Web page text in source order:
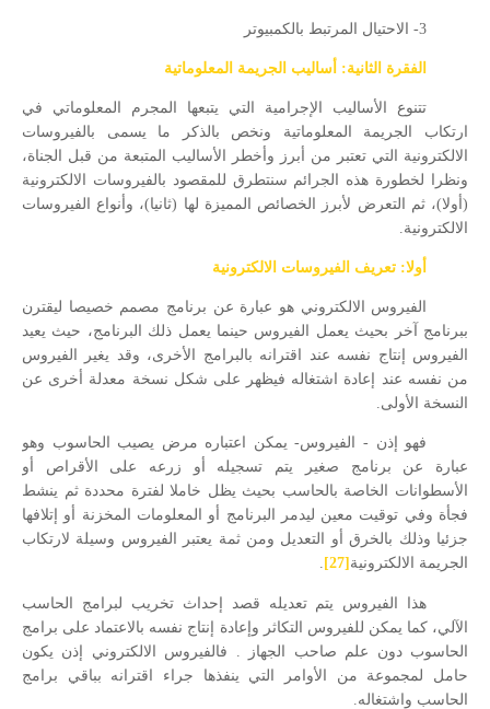
3- الاحتيال المرتبط بالكمبيوتر
الفقرة الثانية: أساليب الجريمة المعلوماتية
تتنوع الأساليب الإجرامية التي يتبعها المجرم المعلوماتي في
ارتكاب الجريمة المعلوماتية ونخص بالذكر ما يسمى بالفيروسات
الالكترونية التي تعتبر من أبرز وأخطر الأساليب المتبعة من قبل الجناة،
ونظرا لخطورة هذه الجرائم سنتطرق للمقصود بالفيروسات الالكترونية
(أولا)، ثم التعرض لأبرز الخصائص المميزة لها (ثانيا)، وأنواع الفيروسات
الالكترونية.
أولا: تعريف الفيروسات الالكترونية
الفيروس الالكتروني هو عبارة عن برنامج مصمم خصيصا ليقترن
ببرنامج آخر بحيث يعمل الفيروس حينما يعمل ذلك البرنامج، حيث يعيد
الفيروس إنتاج نفسه عند اقترانه بالبرامج الأخرى، وقد يغير الفيروس
من نفسه عند إعادة اشتغاله فيظهر على شكل نسخة معدلة أخرى عن
النسخة الأولى.
فهو إذن - الفيروس- يمكن اعتباره مرض يصيب الحاسوب وهو
عبارة عن برنامج صغير يتم تسجيله أو زرعه على الأقراص أو
الأسطوانات الخاصة بالحاسب بحيث يظل خاملا لفترة محددة ثم ينشط
فجأة وفي توقيت معين ليدمر البرنامج أو المعلومات المخزنة أو إتلافها
جزئيا وذلك بالخرق أو التعديل ومن ثمة يعتبر الفيروس وسيلة لارتكاب
الجريمة الالكترونية [27]
هذا الفيروس يتم تعديله قصد إحداث تخريب لبرامج الحاسب
الآلي، كما يمكن للفيروس التكاثر وإعادة إنتاج نفسه بالاعتماد على برامج
الحاسوب دون علم صاحب الجهاز .
فالفيروس الالكتروني إذن يكون
حامل لمجموعة من الأوامر التي ينفذها جراء اقترانه بباقي برامج
الحاسب واشتغاله.